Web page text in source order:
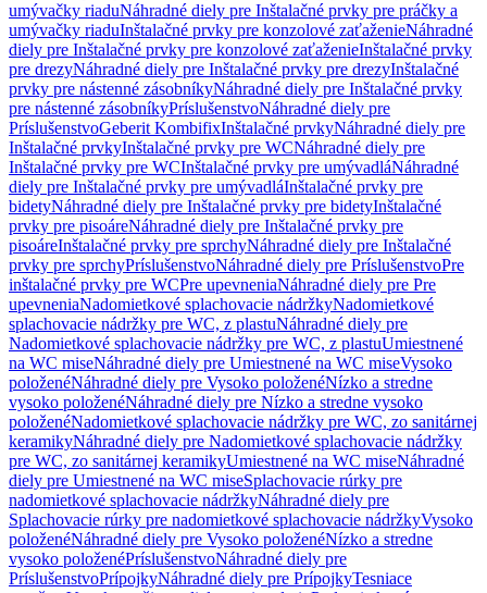
umývačky riaduNáhradné diely pre Inštalačné prvky pre práčky a
umývačky riaduInštalačné prvky pre konzolové zaťaženieNáhradné
diely pre Inštalačné prvky pre konzolové zaťaženieInštalačné prvky
pre drezyNáhradné diely pre Inštalačné prvky pre drezyInštalačné
prvky pre nástenné zásobníkyNáhradné diely pre Inštalačné prvky
pre nástenné zásobníkyPríslušenstvoNáhradné diely pre
PríslušenstvoGeberit KombifixInštalačné prvkyNáhradné diely pre
Inštalačné prvkyInštalačné prvky pre WCNáhradné diely pre
Inštalačné prvky pre WCInštalačné prvky pre umývadláNáhradné
diely pre Inštalačné prvky pre umývadláInštalačné prvky pre
bidetyNáhradné diely pre Inštalačné prvky pre bidetyInštalačné
prvky pre pisoáreNáhradné diely pre Inštalačné prvky pre
pisoáreInštalačné prvky pre sprchyNáhradné diely pre Inštalačné
prvky pre sprchyPríslušenstvoNáhradné diely pre PríslušenstvoPre
inštalačné prvky pre WCPre upevneniaNáhradné diely pre Pre
upevneniaNadomietkové splachovacie nádržkyNadomietkové
splachovacie nádržky pre WC, z plastuNáhradné diely pre
Nadomietkové splachovacie nádržky pre WC, z plastuUmiestnené
na WC miseNáhradné diely pre Umiestnené na WC miseVysoko
položenéNáhradné diely pre Vysoko položenéNízko a stredne
vysoko položenéNáhradné diely pre Nízko a stredne vysoko
položenéNadomietkové splachovacie nádržky pre WC, zo sanitárnej
keramikyNáhradné diely pre Nadomietkové splachovacie nádržky
pre WC, zo sanitárnej keramikyUmiestnené na WC miseNáhradné
diely pre Umiestnené na WC miseSplachovacie rúrky pre
nadomietkové splachovacie nádržkyNáhradné diely pre
Splachovacie rúrky pre nadomietkové splachovacie nádržkyVysoko
položenéNáhradné diely pre Vysoko položenéNízko a stredne
vysoko položenéPríslušenstvoNáhradné diely pre
PríslušenstvoPrípojkyNáhradné diely pre PrípojkyTesniace